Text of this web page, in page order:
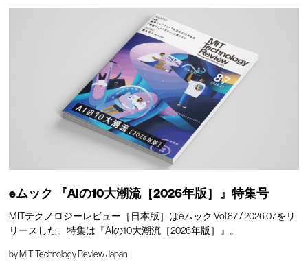
eムック 『AIの10大潮流［2026年版］』特集号
MITテクノロジーレビュー［日本版］はeムック Vol.87 / 2026.07をリ
リースした。特集は『AIの10大潮流［2026年版］』。
by MIT Technology Review Japan